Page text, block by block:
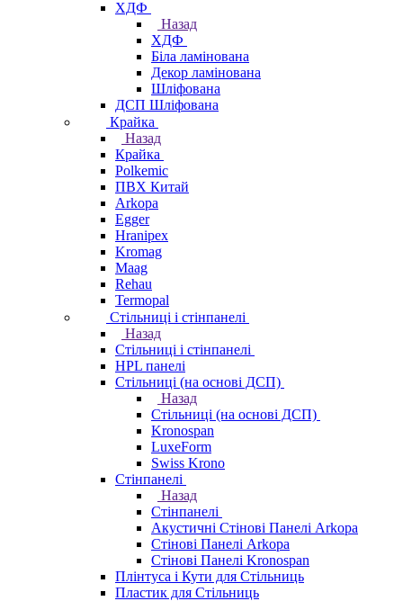
ХДФ
Назад
ХДФ
Біла ламінована
Декор ламінована
Шліфована
ДСП Шліфована
Крайка
Назад
Крайка
Polkemic
ПВХ Китай
Arkopa
Egger
Hranipex
Kromag
Maag
Rehau
Termopal
Стільниці і стінпанелі
Назад
Стільниці і стінпанелі
HPL панелі
Стільниці (на основі ДСП)
Назад
Стільниці (на основі ДСП)
Kronospan
LuxeForm
Swiss Krono
Стінпанелі
Назад
Стінпанелі
Акустичні Стінові Панелі Аrkopa
Стінові Панелі Arkopa
Стінові Панелі Kronospan
Плінтуса і Кути для Стільниць
Пластик для Стільниць